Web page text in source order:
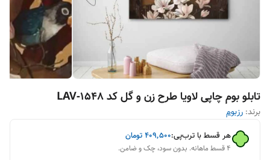
تابلو بوم چاپی لاویا طرح زن و گل کد LAV-1548
برند: رزبوم
هر قسط با ترب‌پی:۴۰۹٬۵۰۰تومان
۴ قسط ماهانه. بدون سود، چک و ضامن.